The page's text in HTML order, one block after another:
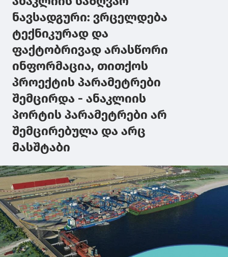
ნავსადგური: ვრცელდება
ტექნიკურად და
ფაქტობრივად არასწორი
ინფორმაცია, თითქოს
პროექტის პარამეტრები
შემცირდა - ანაკლიის
პორტის პარამეტრები არ
შემცირებულა და არც
მასშტაბი